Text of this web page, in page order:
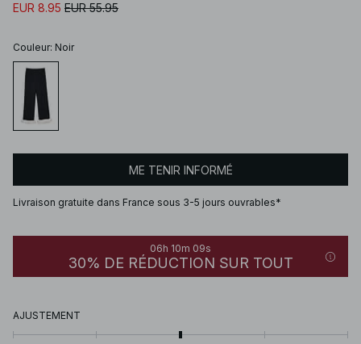
EUR 8.95 EUR 55.95
Couleur: Noir
ME TENIR INFORMÉ
Livraison gratuite dans France sous 3-5 jours ouvrables*
06h 10m 09s
30% DE RÉDUCTION SUR TOUT
AJUSTEMENT